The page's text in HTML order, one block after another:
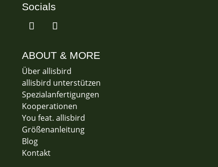
Socials
ABOUT & MORE
Über allisbird
allisbird unterstützen
Spezialanfertigungen
Kooperationen
You feat. allisbird
Größenanleitung
Blog
Kontakt